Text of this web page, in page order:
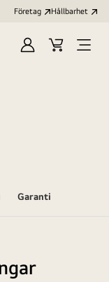
Företag Hållbarhet
LoggaKundvagn
Garanti